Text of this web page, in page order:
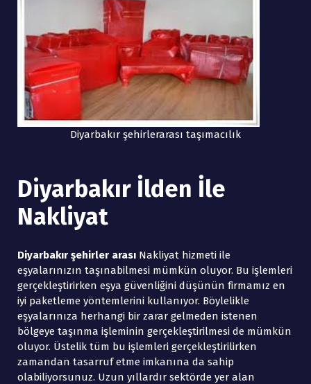
Diyarbakır şehirlerarası taşımacılık
Diyarbakır İlden İle
Nakliyat
Diyarbakır şehirler arası Nakliyat hizmeti ile
eşyalarınızın taşınabilmesi mümkün oluyor. Bu işlemleri
gerçekleştirirken eşya güvenliğini düşünün firmamız en
iyi paketleme yöntemlerini kullanıyor. Böylelikle
eşyalarınıza herhangi bir zarar gelmeden istenen
bölgeye taşınma işleminin gerçekleştirilmesi de mümkün
oluyor. Üstelik tüm bu işlemleri gerçekleştirilirken
zamandan tasarruf etme imkanına da sahip
olabiliyorsunuz. Uzun yıllardır sektörde yer alan